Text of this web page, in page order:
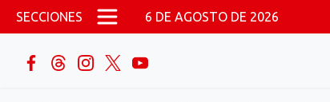
Pasar al contenido principal
SECCIONES 6 DE AGOSTO DE 2026
buscar